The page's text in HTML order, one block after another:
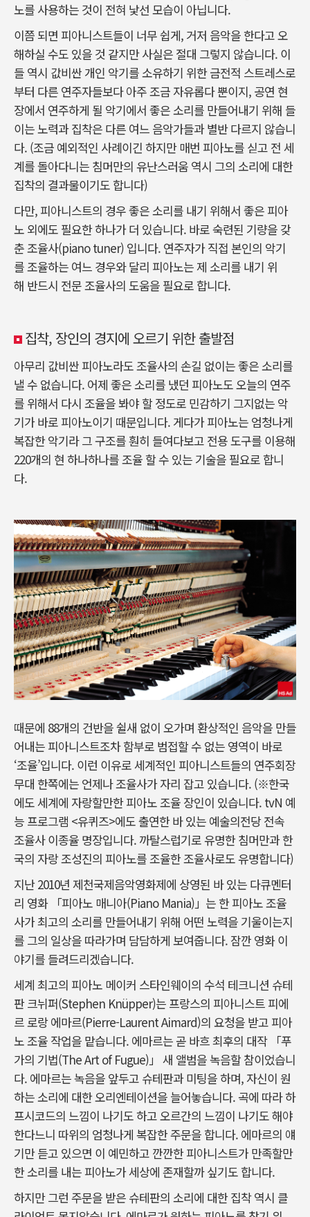
노를 사용하는 것이 전혀 낯선 모습이 아닙니다.
이쯤 되면 피아니스트들이 너무 쉽게, 거저 음악을 한다고 오
해하실 수도 있을 것 같지만 사실은 절대 그렇지 않습니다. 이
들 역시 값비싼 개인 악기를 소유하기 위한 금전적 스트레스로
부터 다른 연주자들보다 아주 조금 자유롭다 뿐이지, 공연 현
장에서 연주하게 될 악기에서 좋은 소리를 만들어내기 위해 들
이는 노력과 집착은 다른 여느 음악가들과 별반 다르지 않습니
다. (조금 예외적인 사례이긴 하지만 매번 피아노를 싣고 전 세
계를 돌아다니는 침머만의 유난스러움 역시 그의 소리에 대한
집착의 결과물이기도 합니다)
다만, 피아니스트의 경우 좋은 소리를 내기 위해서 좋은 피아
노 외에도 필요한 하나가 더 있습니다. 바로 숙련된 기량을 갖
춘 조율사(piano tuner) 입니다. 연주자가 직접 본인의 악기
를 조율하는 여느 경우와 달리 피아노는 제 소리를 내기 위
해 반드시 전문 조율사의 도움을 필요로 합니다.
집착, 장인의 경지에 오르기 위한 출발점
아무리 값비싼 피아노라도 조율사의 손길 없이는 좋은 소리를
낼 수 없습니다. 어제 좋은 소리를 냈던 피아노도 오늘의 연주
를 위해서 다시 조율을 봐야 할 정도로 민감하기 그지없는 악
기가 바로 피아노이기 때문입니다. 게다가 피아노는 엄청나게
복잡한 악기라 그 구조를 훤히 들여다보고 전용 도구를 이용해
220개의 현 하나하나를 조율 할 수 있는 기술을 필요로 합니
다.
때문에 88개의 건반을 쉴새 없이 오가며 환상적인 음악을 만들
어내는 피아니스트조차 함부로 범접할 수 없는 영역이 바로
‘조율’입니다. 이런 이유로 세계적인 피아니스트들의 연주회장
무대 한쪽에는 언제나 조율사가 자리 잡고 있습니다. (※한국
에도 세계에 자랑할만한 피아노 조율 장인이 있습니다. tvN 예
능 프로그램 <유퀴즈>에도 출연한 바 있는 예술의전당 전속
조율사 이종율 명장입니다. 까탈스럽기로 유명한 침머만과 한
국의 자랑 조성진의 피아노를 조율한 조율사로도 유명합니다)
지난 2010년 제천국제음악영화제에 상영된 바 있는 다큐멘터
리 영화 「피아노 매니아(Piano Mania)」는 한 피아노 조율
사가 최고의 소리를 만들어내기 위해 어떤 노력을 기울이는지
를 그의 일상을 따라가며 담담하게 보여줍니다. 잠깐 영화 이
야기를 들려드리겠습니다.
세계 최고의 피아노 메이커 스타인웨이의 수석 테크니션 슈테
판 크뉘퍼(Stephen Knüpper)는 프랑스의 피아니스트 피에
르 로랑 에마르(Pierre-Laurent Aimard)의 요청을 받고 피아
노 조율 작업을 맡습니다. 에마르는 곧 바흐 최후의 대작 「푸
가의 기법(The Art of Fugue)」 새 앨범을 녹음할 참이었습니
다. 에마르는 녹음을 앞두고 슈테판과 미팅을 하며, 자신이 원
하는 소리에 대한 오리엔테이션을 늘어놓습니다. 곡에 따라 하
프시코드의 느낌이 나기도 하고 오르간의 느낌이 나기도 해야
한다느니 따위의 엄청나게 복잡한 주문을 합니다. 에마르의 얘
기만 듣고 있으면 이 예민하고 깐깐한 피아니스트가 만족할만
한 소리를 내는 피아노가 세상에 존재할까 싶기도 합니다.
하지만 그런 주문을 받은 슈테판의 소리에 대한 집착 역시 클